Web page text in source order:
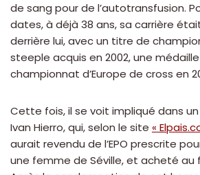
de sang pour de l’autotransfusion.
dates, à déjà 38 ans, sa carrière
derrière lui, avec un titre de
steeple acquis en 2002, une
championnat d’Europe de cross en
Cette fois, il se voit impliqué dans
Ivan Hierro, qui, selon le site «
aurait revendu de l’EPO prescrite
une femme de Séville, et acheté au